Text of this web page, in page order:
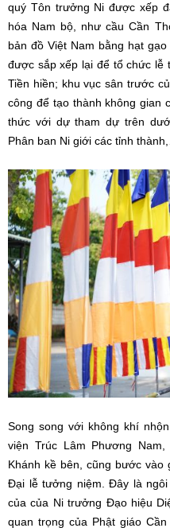
quý Tôn trưởng Ni được xếp
hóa Nam bộ, như cầu Cần
bản đồ Việt Nam bằng hạt
được sắp xếp lại để tổ chức lễ
Tiền hiền; khu vục sân trước
công để tạo thành không gian
thức với dự tham dự trên
Phân ban Ni giới các tỉnh
Song song với không khí
viện Trúc Lâm Phương
Khánh kề bên, cũng bước vào
Đại lễ tưởng niệm. Đây là
của của Ni trưởng Đạo hiệu
quan trọng của Phật giáo